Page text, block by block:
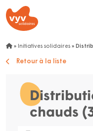
» Initiatives solidaires »
Retour à la liste
chauds